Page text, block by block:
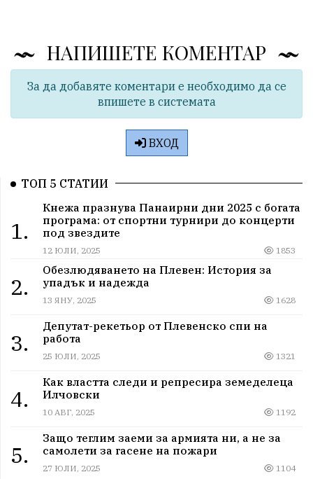
НАПИШЕТЕ КОМЕНТАР
За да добавяте коментари е необходимо да се
впишете в системата
ВХОД
ТОП 5 СТАТИИ
1.
Кнежа празнува Панаирни дни 2025 с богата
програма: от спортни турнири до концерти
под звездите
12 ЮЛИ, 2025 1853
2.
Обезлюдяването на Плевен: История за
упадък и надежда
13 ЯНУ, 2025 1628
3.
Депутат-рекетьор от Плевенско спи на
работа
25 ЮЛИ, 2025 1321
4.
Как властта следи и репресира земеделеца
Илчовски
10 АВГ, 2025 1192
5.
Защо теглим заеми за армията ни, а не за
самолети за гасене на пожари
27 ЮЛИ, 2025 1104